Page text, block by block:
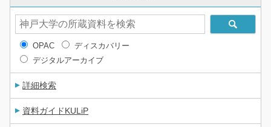
OPAC
ディスカバリー
デジタルアーカイブ
詳細検索
資料ガイドKULiP